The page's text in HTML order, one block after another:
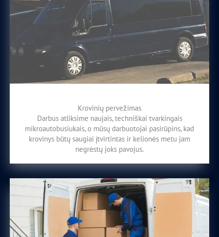
Krovinių pervežimas
Darbus atliksime naujais, techniškai tvarkingais
mikroautobusiukais, o mūsų darbuotojai pasirūpins, kad
krovinys būtų saugiai įtvirtintas ir kelionės metu jam
negrėstų joks pavojus.